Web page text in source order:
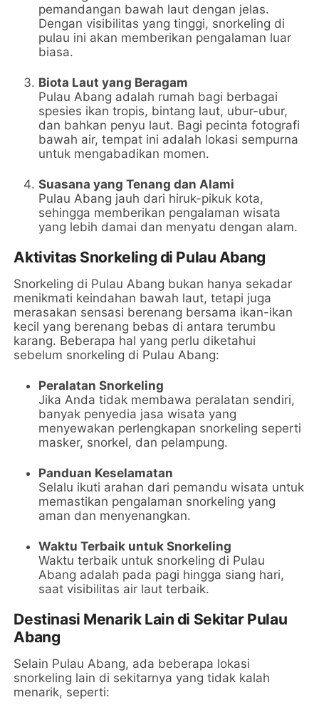
pemandangan bawah laut dengan jelas.
Dengan visibilitas yang tinggi, snorkeling di
pulau ini akan memberikan pengalaman luar
biasa.
Biota Laut yang Beragam
Pulau Abang adalah rumah bagi berbagai
spesies ikan tropis, bintang laut, ubur-ubur,
dan bahkan penyu laut. Bagi pecinta fotografi
bawah air, tempat ini adalah lokasi sempurna
untuk mengabadikan momen.
Suasana yang Tenang dan Alami
Pulau Abang jauh dari hiruk-pikuk kota,
sehingga memberikan pengalaman wisata
yang lebih damai dan menyatu dengan alam.
Aktivitas Snorkeling di Pulau Abang
Snorkeling di Pulau Abang bukan hanya sekadar
menikmati keindahan bawah laut, tetapi juga
merasakan sensasi berenang bersama ikan-ikan
kecil yang berenang bebas di antara terumbu
karang. Beberapa hal yang perlu diketahui
sebelum snorkeling di Pulau Abang:
Peralatan Snorkeling
Jika Anda tidak membawa peralatan sendiri,
banyak penyedia jasa wisata yang
menyewakan perlengkapan snorkeling seperti
masker, snorkel, dan pelampung.
Panduan Keselamatan
Selalu ikuti arahan dari pemandu wisata untuk
memastikan pengalaman snorkeling yang
aman dan menyenangkan.
Waktu Terbaik untuk Snorkeling
Waktu terbaik untuk snorkeling di Pulau
Abang adalah pada pagi hingga siang hari,
saat visibilitas air laut terbaik.
Destinasi Menarik Lain di Sekitar Pulau
Abang
Selain Pulau Abang, ada beberapa lokasi
snorkeling lain di sekitarnya yang tidak kalah
menarik, seperti: